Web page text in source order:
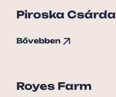
Piroska Csárda
Bővebben
Royes Farm